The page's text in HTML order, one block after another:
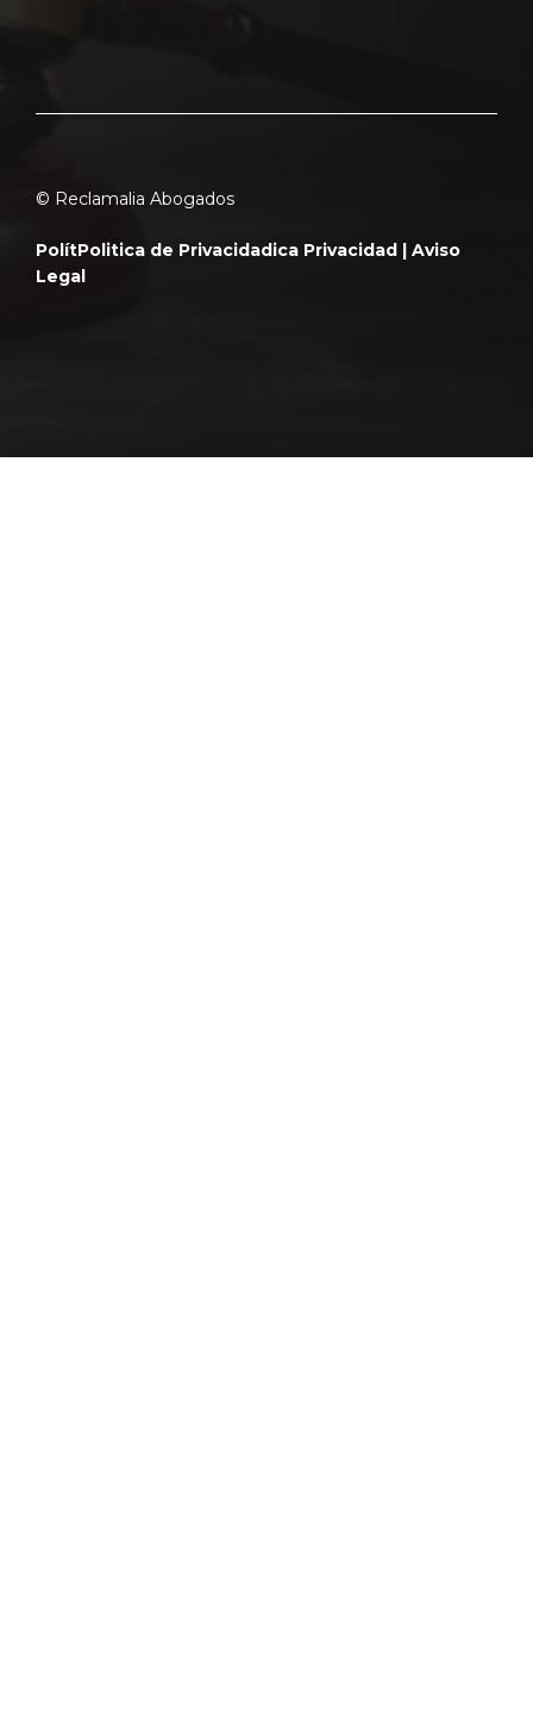
© Reclamalia Abogados
PolítPolitica de Privacidad ica Privacidad | Aviso
Legal